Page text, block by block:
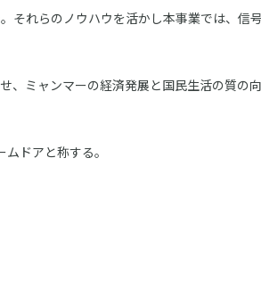
それらのノウハウを活かし本事業では、信
ミャンマーの経済発展と国民生活の質の向
ドアと称する。